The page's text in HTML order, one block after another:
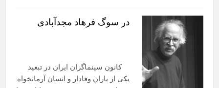
در سوگ فرهاد مجدآبادی
کانون سینماگران ایران در تبعید
یکی از یاران وفادار و انسان آرمانخواه